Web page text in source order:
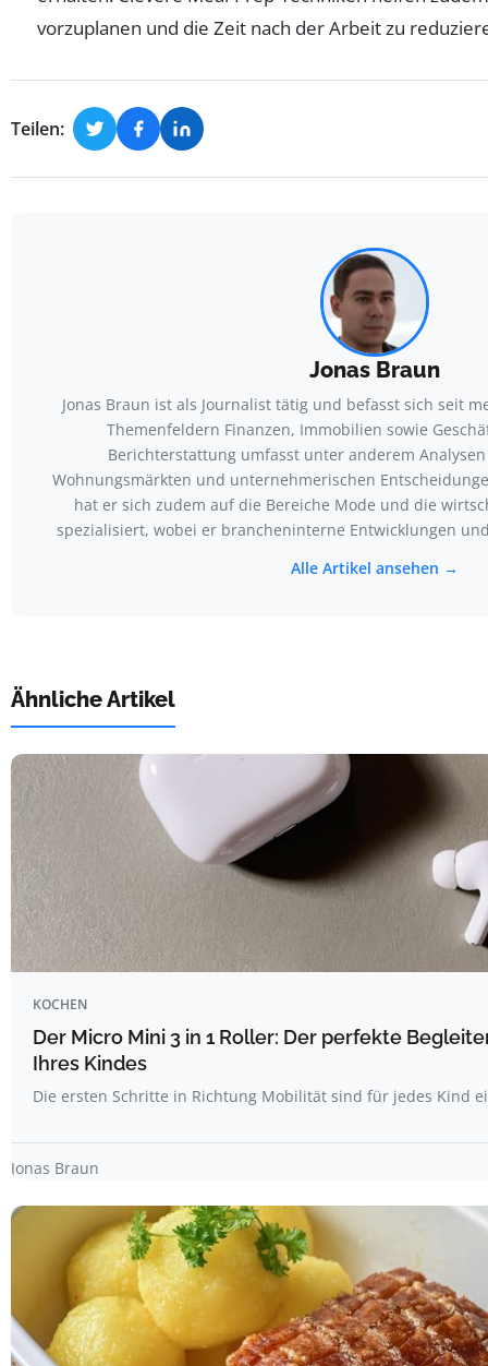
vorzuplanen und die Zeit nach der Arbeit zu
Teilen:
Jonas Braun
Jonas Braun ist als Journalist tätig und befasst sich seit
Themenfeldern Finanzen, Immobilien sowie
Berichterstattung umfasst unter anderem
Wohnungsmärkten und unternehmerischen
hat er sich zudem auf die Bereiche Mode und die
spezialisiert, wobei er brancheninterne Entwicklungen
Alle Artikel ansehen →
Ähnliche Artikel
KOCHEN
Der Micro Mini 3 in 1 Roller: Der perfekte
Ihres Kindes
Die ersten Schritte in Richtung Mobilität sind für jedes Kind
Jonas Braun